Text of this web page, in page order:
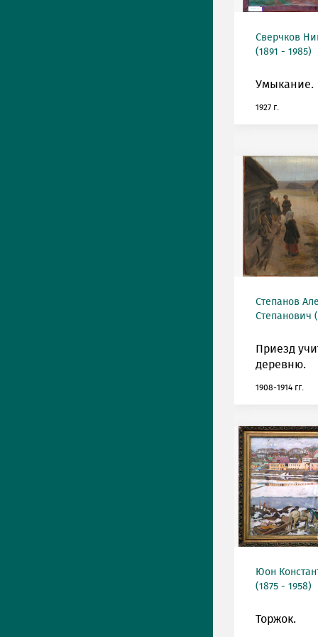
Сверчков
(1891 - 1985)
Умыкание.
1927 г.
Степанов
Степанович
Приезд
деревню.
1908-1914 гг.
Юон
(1875 - 1958)
Торжок.